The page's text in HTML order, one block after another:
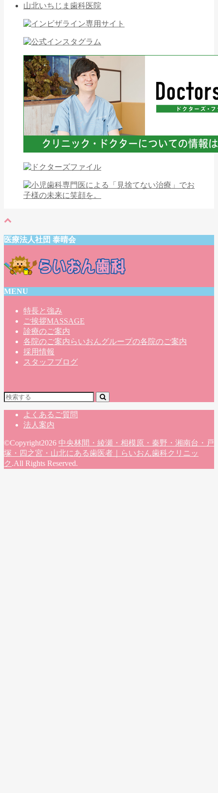
山北いちじま歯科医院
医療法人社団 泰晴会
MENU
特長と強み
ご挨拶MASSAGE
診療のご案内
各院のご案内 らいおんグループの各院のご案内
採用情報
スタッフブログ
よくあるご質問
法人案内
©Copyright2026 中央林間・綾瀬・相模原・秦野・湘南台・戸
塚・四之宮・山北にある歯医者｜らいおん歯科クリニッ
ク .All Rights Reserved.